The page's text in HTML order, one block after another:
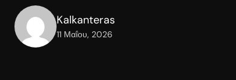
Kalkanteras
11 Μαΐου, 2026